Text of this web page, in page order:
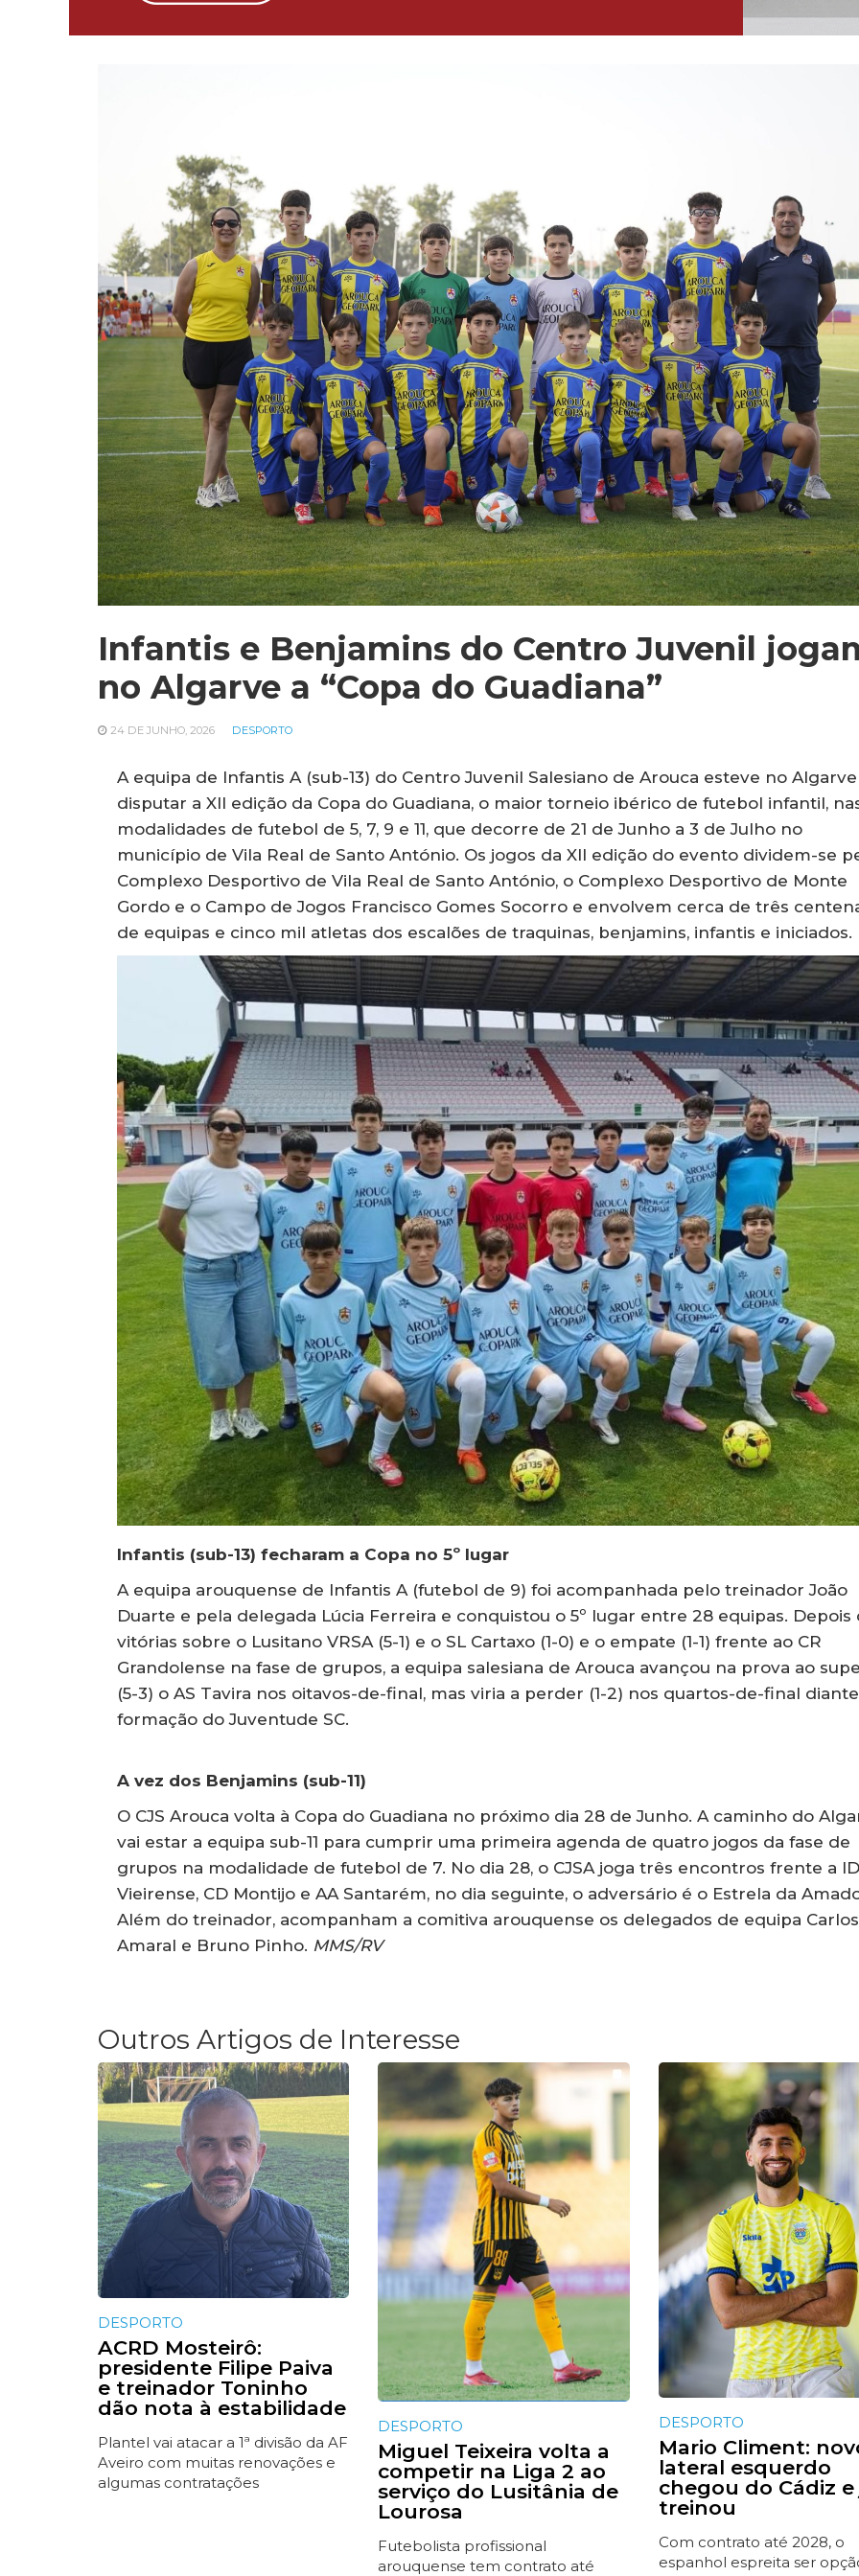
Infantis e Benjamins do Centro Juvenil
no Algarve a “Copa do Guadiana”
24 DE JUNHO, 2026 DESPORTO
A equipa de Infantis A (sub-13) do Centro Juvenil Salesiano de Arouca esteve no
disputar a XII edição da Copa do Guadiana, o maior torneio ibérico de futebol infantil,
modalidades de futebol de 5, 7, 9 e 11, que decorre de 21 de Junho a 3 de Julho no
município de Vila Real de Santo António. Os jogos da XII edição do evento dividem-se
Complexo Desportivo de Vila Real de Santo António, o Complexo Desportivo de Monte
Gordo e o Campo de Jogos Francisco Gomes Socorro e envolvem cerca de três
de equipas e cinco mil atletas dos escalões de traquinas, benjamins, infantis e iniciados.
Infantis (sub-13) fecharam a Copa no 5º lugar
A equipa arouquense de Infantis A (futebol de 9) foi acompanhada pelo treinador João
Duarte e pela delegada Lúcia Ferreira e conquistou o 5º lugar entre 28 equipas. Depois
vitórias sobre o Lusitano VRSA (5-1) e o SL Cartaxo (1-0) e o empate (1-1) frente ao CR
Grandolense na fase de grupos, a equipa salesiana de Arouca avançou na prova ao
(5-3) o AS Tavira nos oitavos-de-final, mas viria a perder (1-2) nos quartos-de-final
formação do Juventude SC.
A vez dos Benjamins (sub-11)
O CJS Arouca volta à Copa do Guadiana no próximo dia 28 de Junho. A caminho do
vai estar a equipa sub-11 para cumprir uma primeira agenda de quatro jogos da fase de
grupos na modalidade de futebol de 7. No dia 28, o CJSA joga três encontros frente a ID
Vieirense, CD Montijo e AA Santarém, no dia seguinte, o adversário é o Estrela da
Além do treinador, acompanham a comitiva arouquense os delegados de equipa Carlos
Amaral e Bruno Pinho. MMS/RV
Outros Artigos de Interesse
DESPORTO
ACRD Mosteirô:
presidente Filipe Paiva
e treinador Toninho
dão nota à estabilidade
Plantel vai atacar a 1ª divisão da AF
Aveiro com muitas renovações e
algumas contratações
DESPORTO
Miguel Teixeira volta a
competir na Liga 2 ao
serviço do Lusitânia de
Lourosa
Futebolista profissional
arouquense tem contrato até
DESPORTO
Mario Climent:
lateral esquerdo
chegou do Cádiz e
treinou
Com contrato até 2028, o
espanhol espreita ser